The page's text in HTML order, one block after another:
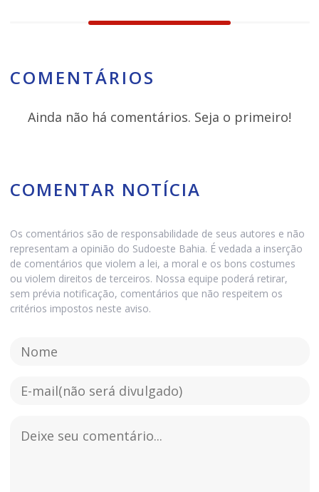
COMENTÁRIOS
Ainda não há comentários. Seja o primeiro!
COMENTAR NOTÍCIA
Os comentários são de responsabilidade de seus autores e não
representam a opinião do Sudoeste Bahia. É vedada a inserção
de comentários que violem a lei, a moral e os bons costumes
ou violem direitos de terceiros. Nossa equipe poderá retirar,
sem prévia notificação, comentários que não respeitem os
critérios impostos neste aviso.